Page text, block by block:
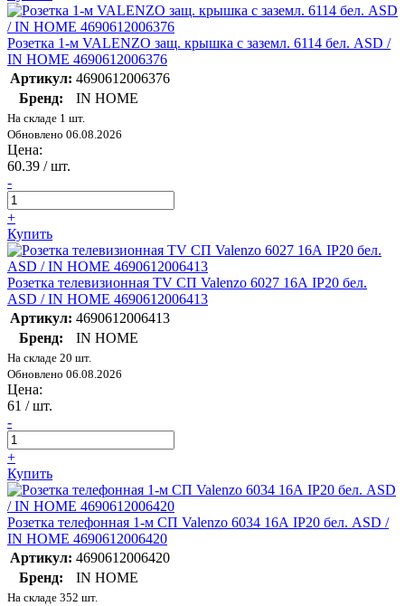
Розетка 1-м VALENZO защ. крышка с заземл. 6114 бел. ASD /
IN HOME 4690612006376
Артикул: 4690612006376
Бренд:
IN HOME
На складе 1 шт.
Обновлено 06.08.2026
Цена:
60.39 / шт.
-
+
Купить
Розетка телевизионная TV СП Valenzo 6027 16А IP20 бел.
ASD / IN HOME 4690612006413
Артикул: 4690612006413
Бренд:
IN HOME
На складе 20 шт.
Обновлено 06.08.2026
Цена:
61 / шт.
-
+
Купить
Розетка телефонная 1-м СП Valenzo 6034 16А IP20 бел. ASD /
IN HOME 4690612006420
Артикул: 4690612006420
Бренд:
IN HOME
На складе 352 шт.